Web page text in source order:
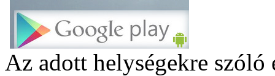
Az adott helységekre